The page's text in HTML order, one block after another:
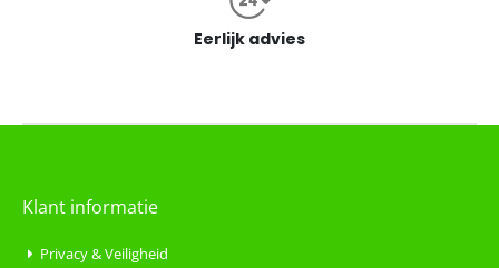
Eerlijk advies
Klant informatie
Privacy & Veiligheid